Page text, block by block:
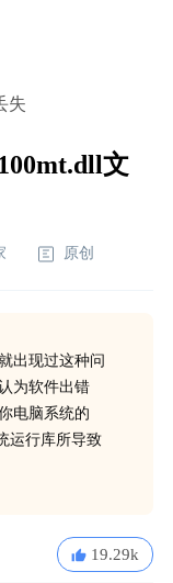
失
文
原创
出现过这种问
为软件出错
电脑系统的
运行库所导致
19.29k